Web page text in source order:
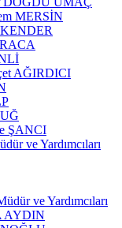
MERSİN
AĞIRDICI
ŞANCI
ve Yardımcıları
ve Yardımcıları
AYDIN